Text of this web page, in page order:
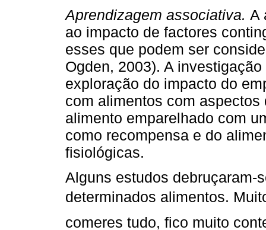
Aprendizagem associativa. A
ao impacto de factores
esses que podem ser
Ogden, 2003). A
exploração do impacto do
com alimentos com
alimento emparelhado com
como recompensa e do
fisiológicas.
Alguns estudos debruçaram-
determinados alimentos.
comeres tudo, fico muito